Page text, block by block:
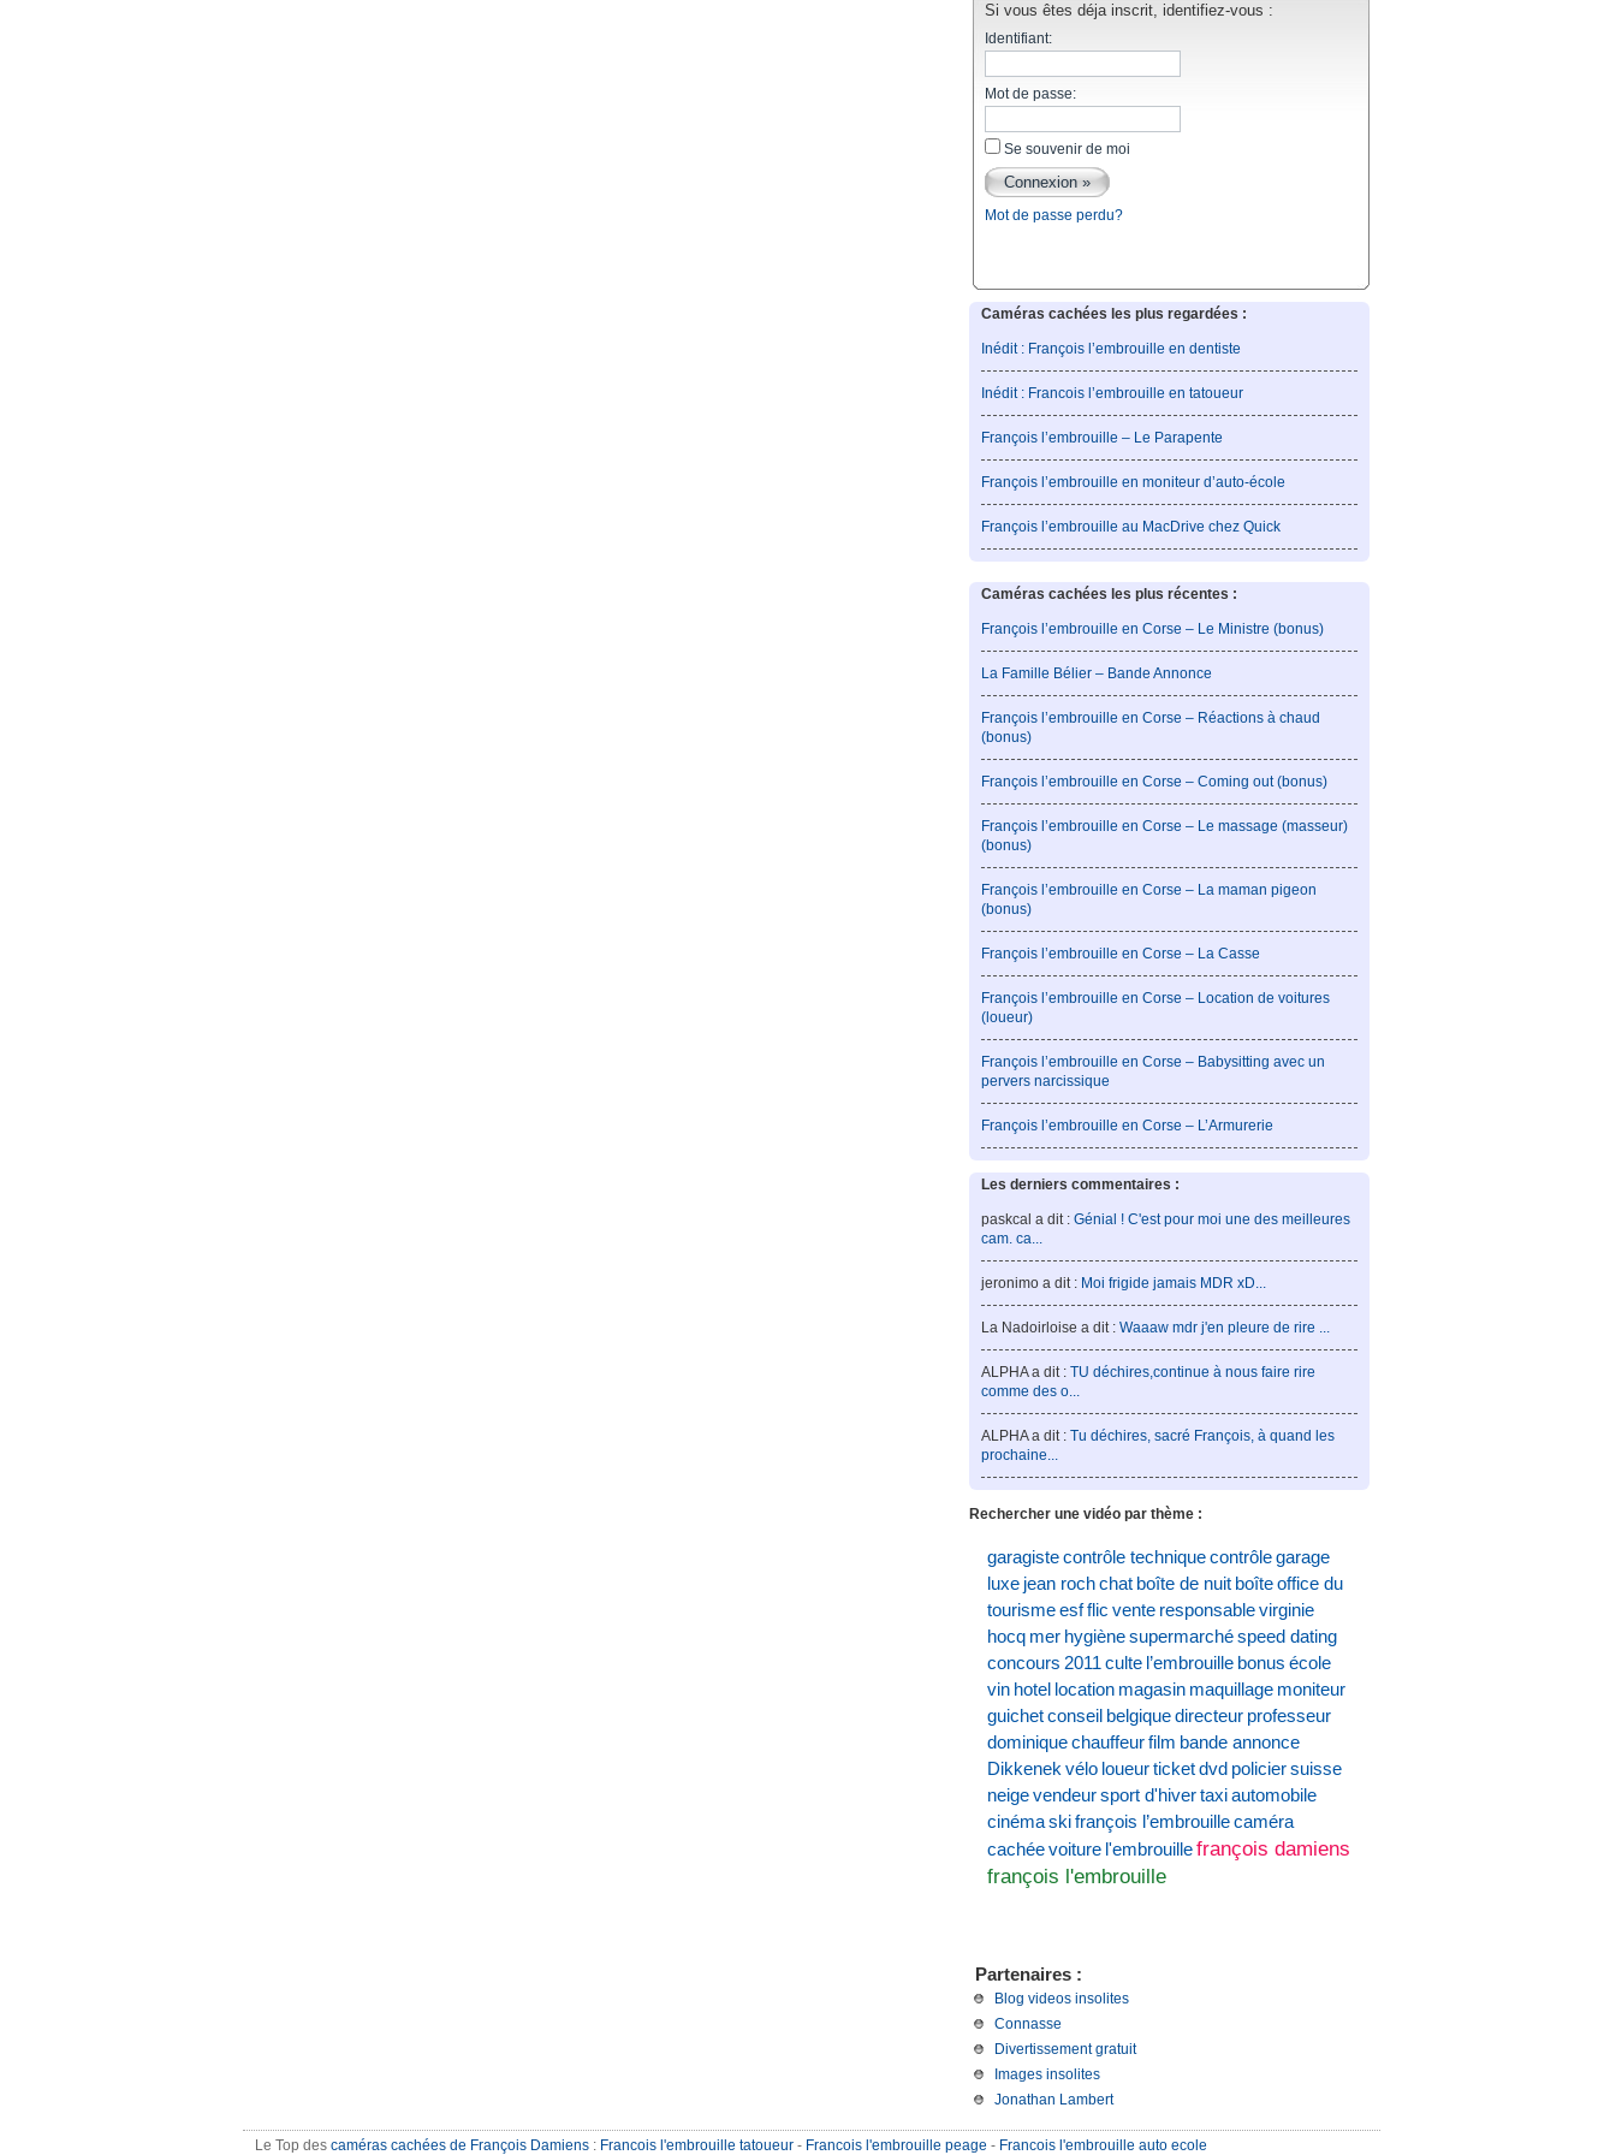
Si vous êtes déja inscrit, identifiez-vous :
Identifiant:
Mot de passe:
Se souvenir de moi
Mot de passe perdu?
Caméras cachées les plus regardées :
Inédit : François l’embrouille en dentiste
Inédit : Francois l’embrouille en tatoueur
François l’embrouille – Le Parapente
François l’embrouille en moniteur d’auto-école
François l’embrouille au MacDrive chez Quick
Caméras cachées les plus récentes :
François l’embrouille en Corse – Le Ministre (bonus)
La Famille Bélier – Bande Annonce
François l’embrouille en Corse – Réactions à chaud
(bonus)
François l’embrouille en Corse – Coming out (bonus)
François l’embrouille en Corse – Le massage (masseur)
(bonus)
François l’embrouille en Corse – La maman pigeon
(bonus)
François l’embrouille en Corse – La Casse
François l’embrouille en Corse – Location de voitures
(loueur)
François l’embrouille en Corse – Babysitting avec un
pervers narcissique
François l’embrouille en Corse – L’Armurerie
Les derniers commentaires :
paskcal a dit : Génial ! C'est pour moi une des meilleures
cam. ca...
jeronimo a dit : Moi frigide jamais MDR xD...
La Nadoirloise a dit : Waaaw mdr j'en pleure de rire ...
ALPHA a dit : TU déchires,continue à nous faire rire
comme des o...
ALPHA a dit : Tu déchires, sacré François, à quand les
prochaine...
Rechercher une vidéo par thème :
garagistecontrôle techniquecontrôlegarage
luxe jean rochchat boîte de nuit boîteoffice du
tourismeesfflic vente responsablevirginie
hocq mer hygiènesupermarchéspeed dating
concours 2011 culte l’embrouille bonus école
vin hotel location magasin maquillage moniteur
guichetconseil belgiquedirecteur professeur
dominiquechauffeurfilm bande annonce
Dikkenek vélo loueurticketdvd policiersuisse
neigevendeursport d'hivertaxiautomobile
cinémaskifrançois l’embrouillecaméra
cachéevoiture l'embrouillefrançois damiens
françois l'embrouille
Partenaires :
Blog videos insolites
Connasse
Divertissement gratuit
Images insolites
Jonathan Lambert
Le Top des caméras cachées de François Damiens : Francois l'embrouille tatoueur - Francois l'embrouille peage - Francois l'embrouille auto ecole